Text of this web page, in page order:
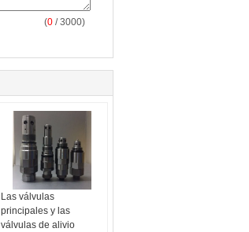
(0 / 3000)
Las válvulas
principales y las
válvulas de alivio